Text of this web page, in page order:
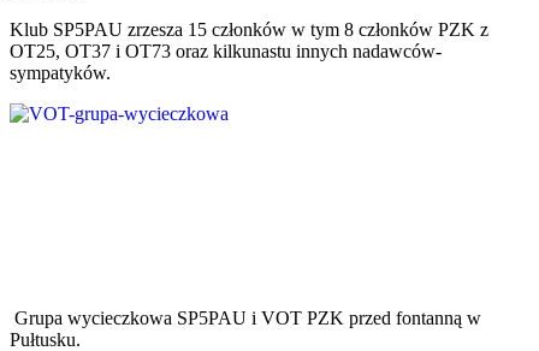
Klub SP5PAU zrzesza 15 członków w tym 8 członków PZK z
OT25, OT37 i OT73 oraz kilkunastu innych nadawców-
sympatyków.
Grupa wycieczkowa SP5PAU i VOT PZK przed fontanną w
Pułtusku.